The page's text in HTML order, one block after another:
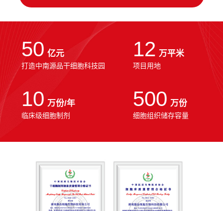
50 亿元
打造中南源品干细胞科技园
12 万平米
项目用地
10 万份/年
临床级细胞制剂
500 万份
细胞组织储存容量